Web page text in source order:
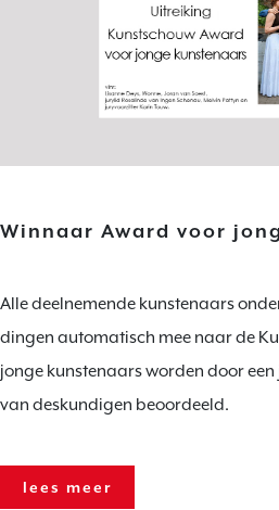
Winnaar Award voor
Alle deelnemende kunstenaars
dingen automatisch mee naar de
jonge kunstenaars worden door
van deskundigen beoordeeld.
lees meer